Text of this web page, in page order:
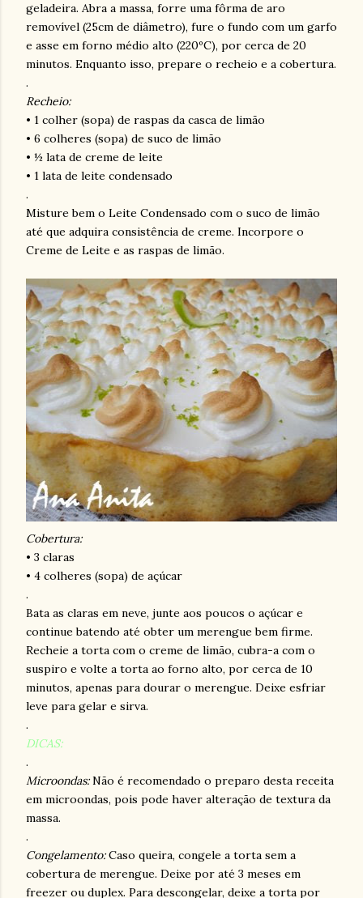
geladeira. Abra a massa, forre uma fôrma de aro
removível (25cm de diâmetro), fure o fundo com um garfo
e asse em forno médio alto (220ºC), por cerca de 20
minutos. Enquanto isso, prepare o recheio e a cobertura.
.
Recheio:
• 1 colher (sopa) de raspas da casca de limão
• 6 colheres (sopa) de suco de limão
• ½ lata de creme de leite
• 1 lata de leite condensado
.
Misture bem o Leite Condensado com o suco de limão
até que adquira consistência de creme. Incorpore o
Creme de Leite e as raspas de limão.
Cobertura:
• 3 claras
• 4 colheres (sopa) de açúcar
.
Bata as claras em neve, junte aos poucos o açúcar e
continue batendo até obter um merenguebem firme.
Recheie a torta com o creme de limão, cubra-a com o
suspiro e volte a torta ao forno alto, por cerca de 10
minutos, apenas para dourar o merengue. Deixe esfriar
leve para gelar e sirva.
.
DICAS:
.
Microondas:Não é recomendado o preparo desta receita
em microondas, pois pode haver alteração de textura da
massa.
.
Congelamento:Caso queira, congele a torta sem a
cobertura de merengue. Deixe por até 3 meses em
freezer ou duplex. Para descongelar, deixe a torta por